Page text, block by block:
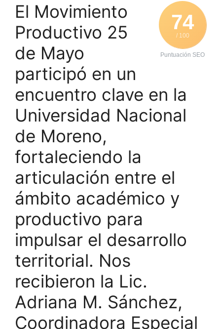
74
/ 100
Puntuación SEO
El Movimiento
Productivo 25
de Mayo
participó en un
encuentro clave en la
Universidad Nacional
de Moreno,
fortaleciendo la
articulación entre el
ámbito académico y
productivo para
impulsar el desarrollo
territorial. Nos
recibieron la Lic.
Adriana M. Sánchez,
Coordinadora Especial